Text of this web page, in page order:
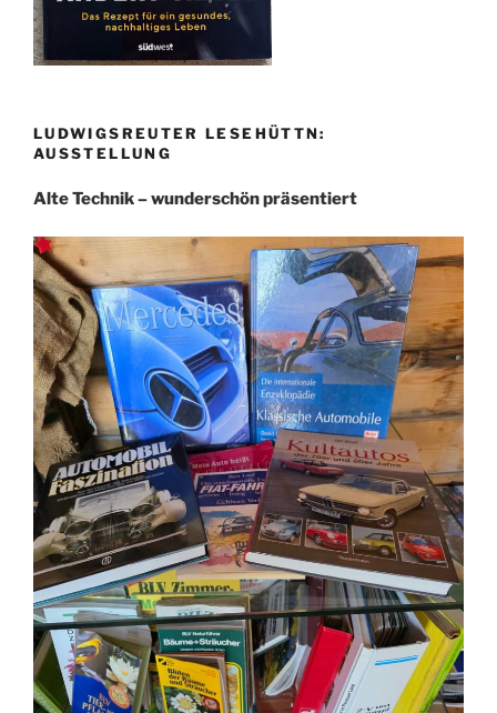
LUDWIGSREUTER LESEHÜTTN:
AUSSTELLUNG
Alte Technik – wunderschön präsentiert